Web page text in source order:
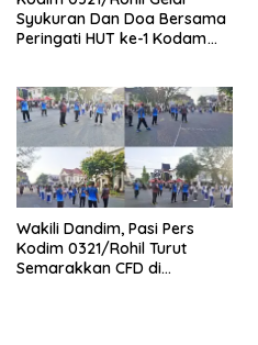
Syukuran Dan Doa Bersama
Peringati HUT ke-1 Kodam
Wakili Dandim, Pasi Pers
Kodim 0321/Rohil Turut
Semarakkan CFD di